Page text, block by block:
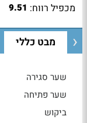
מכפיל רווח: 9.51
מבט כללי
שער סגירה
שער פתיחה
ביקוש